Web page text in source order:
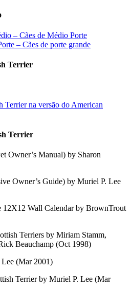
– Cães de Médio Porte
– Cães de porte grande
Terrier
Terrier na versão do American
Terrier
Owner’s Manual) by Sharon
Owner’s Guide) by Muriel P. Lee
12X12 Wall Calendar by BrownTrout
Terriers by Miriam Stamm,
Beauchamp (Oct 1998)
Lee (Mar 2001)
Terrier by Muriel P. Lee (Mar